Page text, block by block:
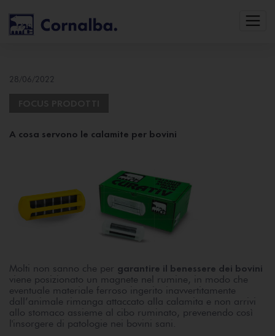
28/06/2022
A cosa servono le calamite per bovini
Molti non sanno che per garantire il benessere dei bovini
viene posizionato un magnete nel rumine, in modo che
eventuale materiale ferroso ingerito inavvertitamente
dall’animale rimanga attaccato alla calamita e non arrivi
allo stomaco assieme al cibo ruminato, prevenendo così
l'insorgere di patologie nei bovini sani.